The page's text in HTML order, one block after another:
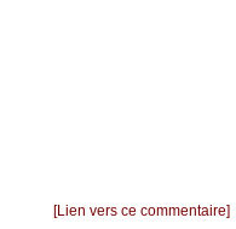
[Lien vers ce commentaire]